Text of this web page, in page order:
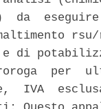
da
per
IVA